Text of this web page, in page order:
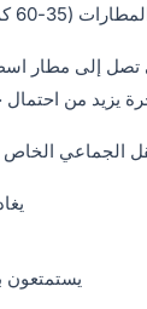
لمعظم المناطق)
تصل إلى مطار
يستمتعون